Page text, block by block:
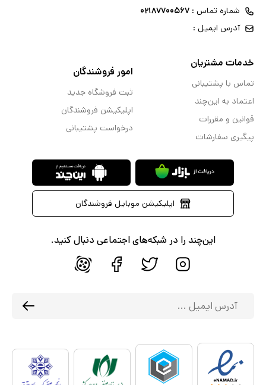
شماره تماس : ۰۲۱۸۷۷۰۰۵۶۷
آدرس ایمیل :
خدمات مشتریان
تماس با پشتیبانی
اعتماد به این‌چند
قوانین و مقررات
پیگیری سفارشات
امور فروشندگان
ثبت فروشگاه جدید
اپلیکیشن فروشندگان
درخواست پشتیبانی
اپلیکیشن موبایل فروشندگان
این‌چند را در شبکه‌های اجتماعی دنبال کنید.